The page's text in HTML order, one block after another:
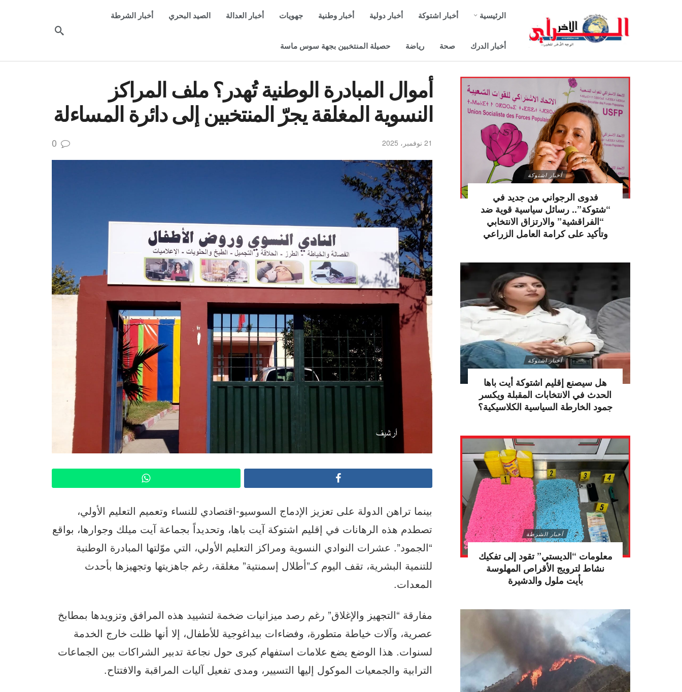
الرئيسية أخبار اشتوكة أخبار دولية أخبار وطنية جهويات أخبار العدالة الصيد البحري أخبار الشرطة
أخبار الدرك صحة رياضة حصيلة المنتخبين بجهة سوس ماسة
أموال المبادرة الوطنية تُهدر؟ ملف المراكز
النسوية المغلقة يجرّ المنتخبين إلى دائرة المساءلة
21 نوفمبر، 2025 0
بينما تراهن الدولة على تعزيز الإدماج السوسيو-اقتصادي للنساء وتعميم التعليم الأولي،
تصطدم هذه الرهانات في إقليم اشتوكة آيت باها، وتحديداً بجماعة آيت ميلك وجوارها، بواقع
“الجمود”. عشرات النوادي النسوية ومراكز التعليم الأولي، التي موّلتها المبادرة الوطنية
للتنمية البشرية، تقف اليوم كـ”أطلال إسمنتية” مغلقة، رغم جاهزيتها وتجهيزها بأحدث
المعدات.
مفارقة “التجهيز والإغلاق” رغم رصد ميزانيات ضخمة لتشييد هذه المرافق وتزويدها بمطابخ
عصرية، وآلات خياطة متطورة، وفضاءات بيداغوجية للأطفال، إلا أنها ظلت خارج الخدمة
لسنوات. هذا الوضع يضع علامات استفهام كبرى حول نجاعة تدبير الشراكات بين الجماعات
الترابية والجمعيات الموكول إليها التسيير، ومدى تفعيل آليات المراقبة والافتتاح.
أخبار اشتوكة
فدوى الرجواني من جديد في
“شتوكة”.. رسائل سياسية قوية ضد
“الفراقشية” والارتزاق الانتخابي
وتأكيد على كرامة العامل الزراعي
أخبار اشتوكة
هل سيصنع إقليم اشتوكة أيت باها
الحدث في الانتخابات المقبلة ويكسر
جمود الخارطة السياسية الكلاسيكية؟
أخبار الشرطة
معلومات “الديستي” تقود إلى تفكيك
نشاط لترويج الأقراص المهلوسة
بأيت ملول والدشيرة